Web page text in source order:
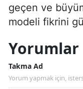
geçen ve
modeli fikrini
Yorumlar
Takma Ad
Yorum yapmak için,